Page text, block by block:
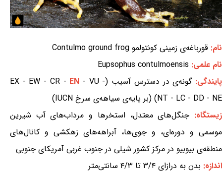
نام: قورباغه‌ی زمینی کونتولمو Contulmo ground frog
نام علمی: Eupsophus contulmoensis
پایندگی:گونه‌ی در دسترس آسیب (EX - EW - CR - EN - VU -
NT - LC - DD - NE) (بر پایه‌ی سیاهه‌ی سرخ IUCN)
زیستگاه: جنگل‌های معتدل، استخرها و مرداب‌های آب شیرین
موسمی و دوره‌ای، و جوی‌ها، آبراهه‌های زهکشی و کانال‌های
منطقه‌ی بیوبیو در مرکز کشور شیلی در جنوب غربی آمریکای جنوبی
اندازه: بدن به درازای ۳/۴ تا ۴/۳ سانتی‌متر